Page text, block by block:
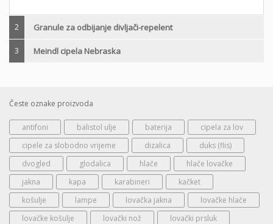
2 Granule za odbijanje divljači-repelent
3 Meindl cipela Nebraska
Česte oznake proizvoda
antifoni balistol ulje baterija
cipela za lov
cipele za slobodno vrijeme
dizalica
duks (flis)
dvogled
glodalica hlače
hlače lovačke
jakna
kapa karabineri
kačket
košulje
lampe lovačka jakna
lovačke hlače
lovačke košulje
lovački nož
lovački prsluk